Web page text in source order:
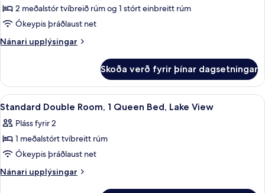
yfir
vatn
2 meðalstór tvíbreið rúm og 1 stórt einbreitt rúm
Ókeypis þráðlaust net
Nánari upplýsingar
Nánari
Skoða verð fyrir þínar dagsetningar
Skoða
allar
myndir
fyrir
Standard
Double
Myrkratjöld/-gardínur,
8
Standard Double Room, 1 Queen Bed, Lake View
Pláss fyrir 2
1 meðalstórt tvíbreitt rúm
Ókeypis þráðlaust net
Nánari upplýsingar
Nánari